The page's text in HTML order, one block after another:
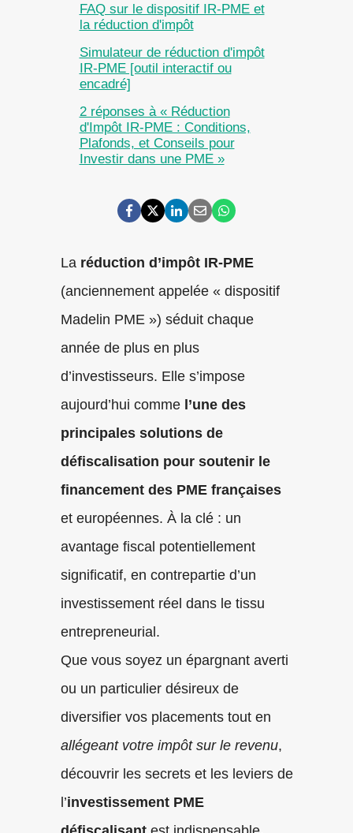
FAQ sur le dispositif IR-PME et
la réduction d'impôt
Simulateur de réduction d'impôt
IR-PME [outil interactif ou
encadré]
2 réponses à « Réduction
d'Impôt IR-PME : Conditions,
Plafonds, et Conseils pour
Investir dans une PME »
La réduction d’impôt IR-PME
(anciennement appelée « dispositif
Madelin PME ») séduit chaque
année de plus en plus
d’investisseurs. Elle s’impose
aujourd’hui comme l’une des
principales solutions de
défiscalisation pour soutenir le
financement des PME françaises
et européennes. À la clé : un
avantage fiscal potentiellement
significatif, en contrepartie d’un
investissement réel dans le tissu
entrepreneurial.
Que vous soyez un épargnant averti
ou un particulier désireux de
diversifier vos placements tout en
allégeant votre impôt sur le revenu,
découvrir les secrets et les leviers de
l’investissement PME